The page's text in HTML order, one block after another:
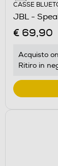
CASSE
JBL -
€ 69,90
Acquisto
Ritiro in